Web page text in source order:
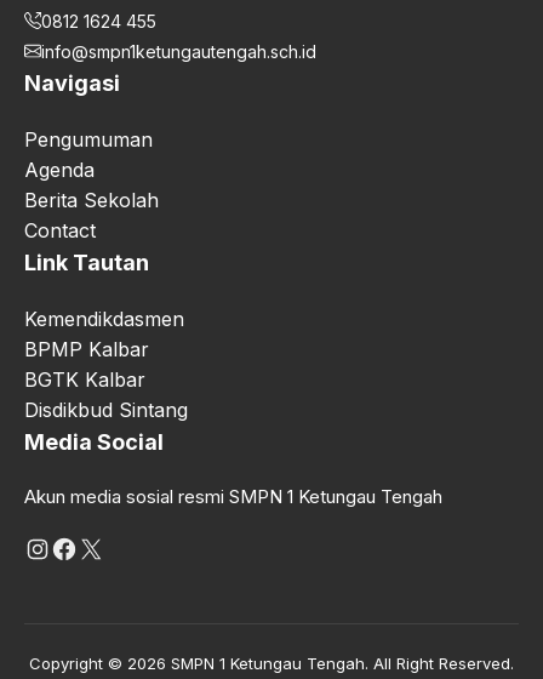
0812 1624 455
info@smpn1ketungautengah.sch.id
Navigasi
Pengumuman
Agenda
Berita Sekolah
Contact
Link Tautan
Kemendikdasmen
BPMP Kalbar
BGTK Kalbar
Disdikbud Sintang
Media Social
Akun media sosial resmi SMPN 1 Ketungau Tengah
Instagram
Facebook
X
Copyright © 2026 SMPN 1 Ketungau Tengah. All Right Reserved.